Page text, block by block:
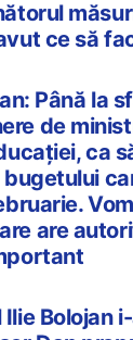
ce să
Până la
de
ca
are
Ilie Bolojan